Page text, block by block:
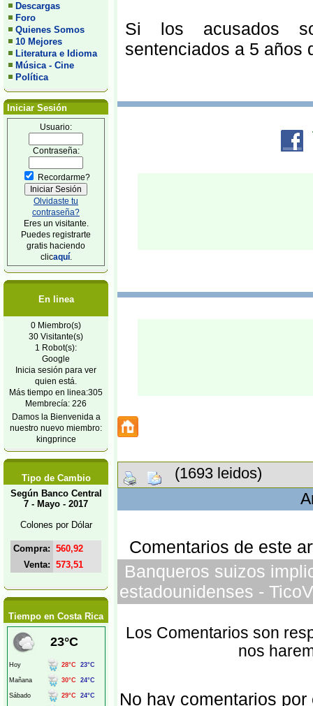
Descargas
Foro
Quienes Somos
10 Mejores
Literatura e Idioma
Música - Cine
Política
Iniciar Sesión
Usuario:
Contraseña:
Recordarme?
Olvidaste tu
contraseña?
Eres un visitante.
Puedes registrarte
gratis haciendo
clicaquí.
En linea
0 Miembro(s)
30 Visitante(s)
1 Robot(s):
Google
Inicia sesión para ver
quien está.
Más tiempo en linea:305
Membrecía: 226
Damos la Bienvenida a
nuestro nuevo miembro:
kingprince
Tipo de Cambio
Según Banco Central
7 - Mayo - 2017
Colones por Dólar
Compra: 560,92
Venta: 573,51
Tiempo en Costa Rica
Si los acusados
sentenciados a 5 años
(1693 leidos)
Comentarios de este
Banqueros suizos
estadounidenses -
Los Comentarios son
nos
No hay comentarios por